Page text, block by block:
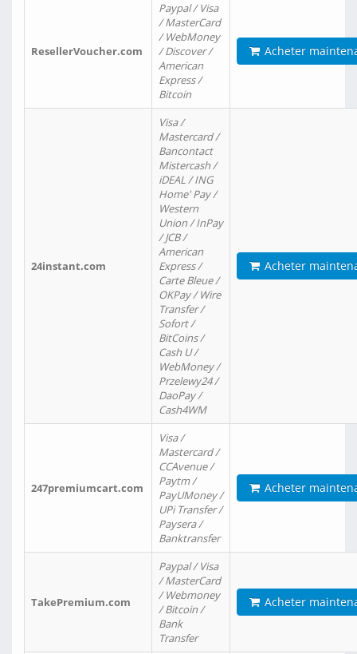
ResellerVoucher.com
Paypal / Visa
/ MasterCard
/ WebMoney
/ Discover /
American
Express /
Bitcoin
Acheter
24instant.com
Visa /
Mastercard /
Bancontact
Mistercash /
iDEAL / ING
Home' Pay /
Western
Union / InPay
/ JCB /
American
Express /
Carte Bleue /
OKPay / Wire
Transfer /
Sofort /
BitCoins /
Cash U /
WebMoney /
Przelewy24 /
DaoPay /
Cash4WM
Acheter
247premiumcart.com
Visa /
Mastercard /
CCAvenue /
Paytm /
PayUMoney /
UPi Transfer /
Paysera /
Banktransfer
Acheter
TakePremium.com
Paypal / Visa
/ MasterCard
/ Webmoney
/ Bitcoin /
Bank
Transfer
Acheter